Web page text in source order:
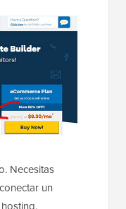
Necesitas
un